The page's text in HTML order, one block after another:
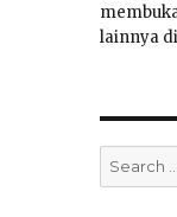
lainnya
Search
for: